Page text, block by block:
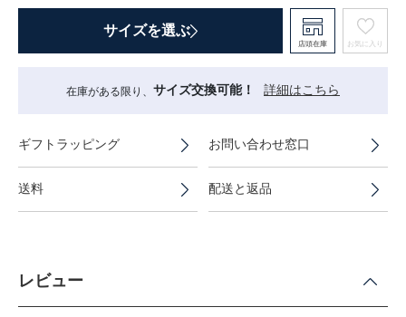
サイズを選ぶ
店頭在庫 お気に入り
在庫がある限り、 サイズ交換可能！ 詳細はこちら
ギフトラッピング お問い合わせ窓口
送料 配送と返品
レビュー